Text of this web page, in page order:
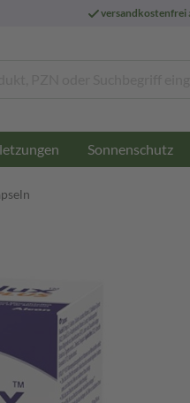
versandkostenfrei
Sonnenschutz